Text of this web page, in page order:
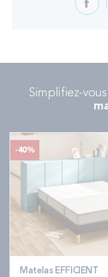
Simplifiez-
-40%
Matelas EFFICIENT